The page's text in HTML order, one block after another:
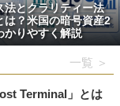
法とクラリティー法
は？米国の暗号資産2
かりやすく解説
一覧 ＞
Terminal」とは